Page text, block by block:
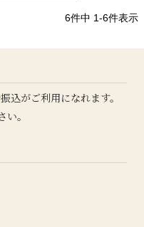
6件中 1-6件表示
込がご利用になれます。
い。